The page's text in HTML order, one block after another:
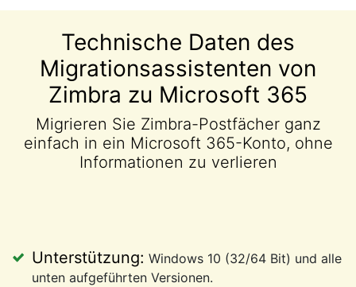
Technische Daten des
Migrationsassistenten von
Zimbra zu Microsoft 365
Migrieren Sie Zimbra-Postfächer ganz
einfach in ein Microsoft 365-Konto, ohne
Informationen zu verlieren
Unterstützung: Windows 10 (32/64 Bit) und alle
unten aufgeführten Versionen.